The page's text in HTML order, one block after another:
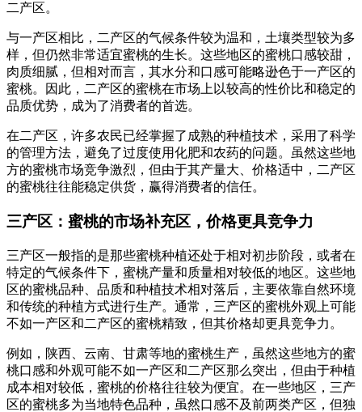
二产区。
与一产区相比，二产区的气候条件较为温和，土壤类型较为多
样，但仍然非常适宜蜜桃的生长。这些地区的蜜桃口感较甜，
肉质细腻，但相对而言，其水分和口感可能略逊色于一产区的
蜜桃。因此，二产区的蜜桃在市场上以较高的性价比和稳定的
品质优势，成为了消费者的首选。
在二产区，许多农民已经掌握了成熟的种植技术，采用了科学
的管理方法，避免了过度使用化肥和农药的问题。虽然这些地
方的蜜桃市场竞争激烈，但由于其产量大、价格适中，二产区
的蜜桃往往能稳定供货，赢得消费者的信任。
三产区：蜜桃的市场补充区，价格更具竞争力
三产区一般指的是那些蜜桃种植还处于相对初步阶段，或者在
特定的气候条件下，蜜桃产量和质量相对较低的地区。这些地
区的蜜桃品种、品质和种植技术相对落后，主要依靠自然环境
和传统的种植方式进行生产。通常，三产区的蜜桃外观上可能
不如一产区和二产区的蜜桃精致，但其价格却更具竞争力。
例如，陕西、云南、甘肃等地的蜜桃生产，虽然这些地方的蜜
桃口感和外观可能不如一产区和二产区那么突出，但由于种植
成本相对较低，蜜桃的价格往往较为便宜。在一些地区，三产
区的蜜桃多为当地特色品种，虽然口感不及前两类产区，但独